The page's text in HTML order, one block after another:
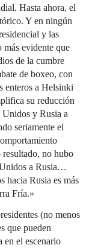
Hasta ahora, el
Y en ningún
y las
más evidente que
de la cumbre
de boxeo, con
enteros a Helsinki
su reducción
Unidos y Rusia a
seriamente el
no hubo
Unidos a Rusia…
hacia Rusia es más
Fría.»
(no menos
que pueden
en el escenario